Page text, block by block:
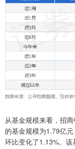
从基金规模来看，招
的基金规模为1.79亿
环比变化了1.13%。